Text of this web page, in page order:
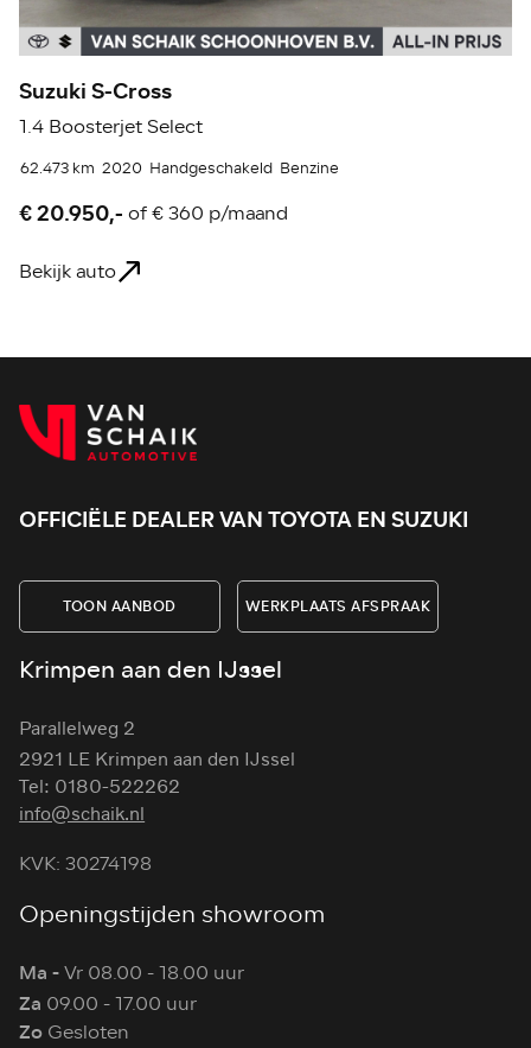
Suzuki S-Cross
1.4 Boosterjet Select
62.473 km 2020 Handgeschakeld Benzine
€ 20.950,- of€ 360 p/maand
Bekijk auto
OFFICIËLE DEALER VAN TOYOTA EN SUZUKI
TOON AANBOD WERKPLAATS AFSPRAAK
Krimpen aan den IJssel
Parallelweg 2
2921 LE Krimpen aan den IJssel
Tel: 0180-522262
info@schaik.nl
KVK: 30274198
Openingstijden showroom
Ma -Vr 08.00 - 18.00 uur
Za 09.00 - 17.00 uur
Zo Gesloten